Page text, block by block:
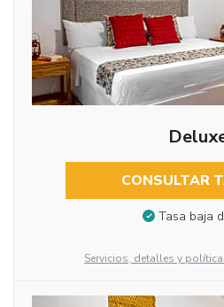
CONSULTAR
Tasa baja
Servicios, detalles y